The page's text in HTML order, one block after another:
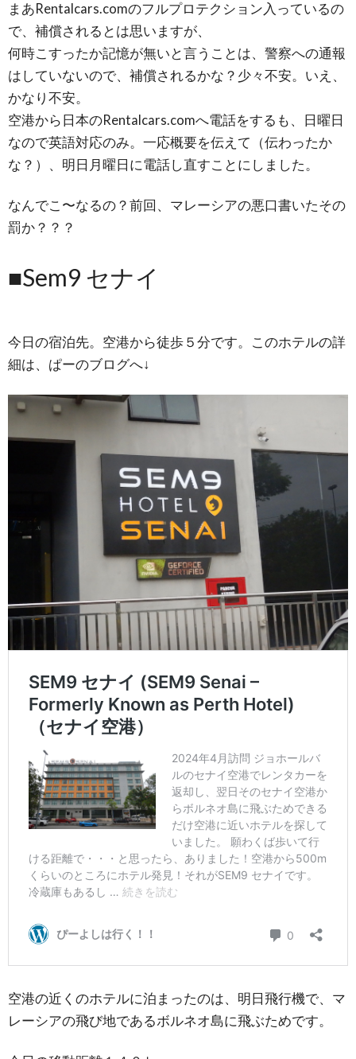
まあRentalcars.comのフルプロテクション入っているの
で、補償されるとは思いますが、
何時こすったか記憶が無いと言うことは、警察への通報
はしていないので、補償されるかな？少々不安。いえ、
かなり不安。
空港から日本のRentalcars.comへ電話をするも、日曜日
なので英語対応のみ。一応概要を伝えて（伝わったか
な？）、明日月曜日に電話し直すことにしました。
なんでこ〜なるの？前回、マレーシアの悪口書いたその
罰か？？？
■Sem9 セナイ
今日の宿泊先。空港から徒歩５分です。このホテルの詳
細は、ぱーのブログへ↓
空港の近くのホテルに泊まったのは、明日飛行機で、マ
レーシアの飛び地であるボルネオ島に飛ぶためです。